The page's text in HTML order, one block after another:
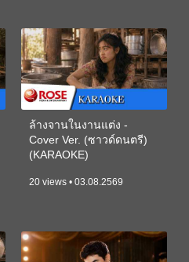
ล้างจานในงานแต่ง -
Cover Ver. (ซาวด์ดนตรี)
(KARAOKE)
20 views • 03.08.2569